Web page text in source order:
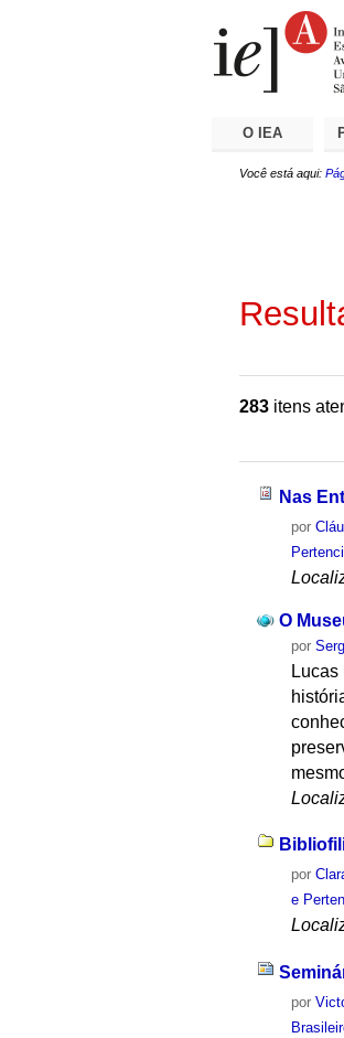
O IEA
Você está aqui:
283 itens
Nas
por
O
por
por
e
por